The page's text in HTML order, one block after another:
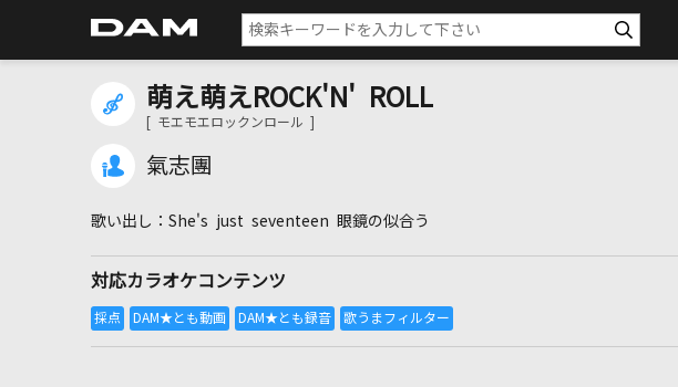
萌え萌えROCK'N' ROLL
[ モエモエロックンロール ]
氣志團
She's just seventeen 眼鏡の似合う
対応カラオケコンテンツ